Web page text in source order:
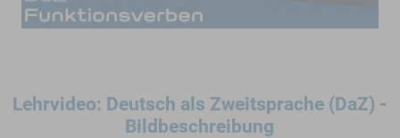
Lehrvideo: Deutsch als Zweitsprache (DaZ) -
Bildbeschreibung